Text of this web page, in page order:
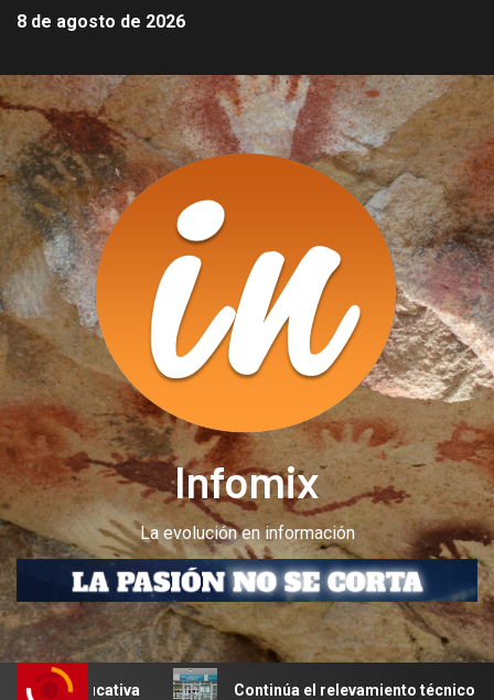
8 de agosto de 2026
Infomix
La evolución en información
Continúa el relevamiento técnico en Perito